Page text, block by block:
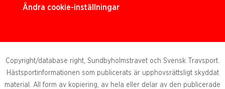
Ändra cookie-inställningar
Copyright/database right, Sundbyholmstravet och Svensk Travsport.
Hästsportinformationen som publicerats är upphovsrättsligt skyddat
material. All form av kopiering, av hela eller delar av den publicerade